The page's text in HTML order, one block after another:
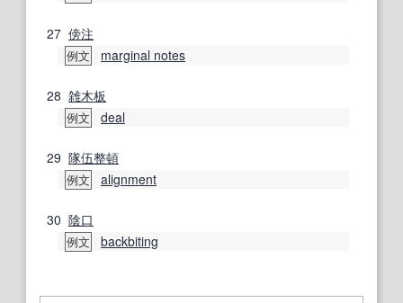
27 傍注
例文 marginal notes
28 雑木板
例文 deal
29 隊伍整頓
例文 alignment
30 陰口
例文 backbiting